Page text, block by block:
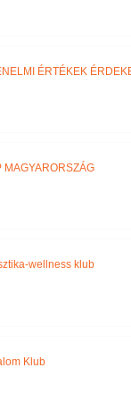
ÉRTÉKEK
MAGYARORSZÁG
wellness klub
Klub